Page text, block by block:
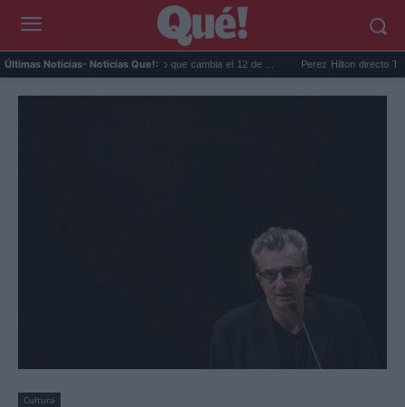
Últimas Noticias- Noticias Que!:
cápsulas de café: lo que cambia el 12 de ... Perez Hilton directo TikTok:
Cultura